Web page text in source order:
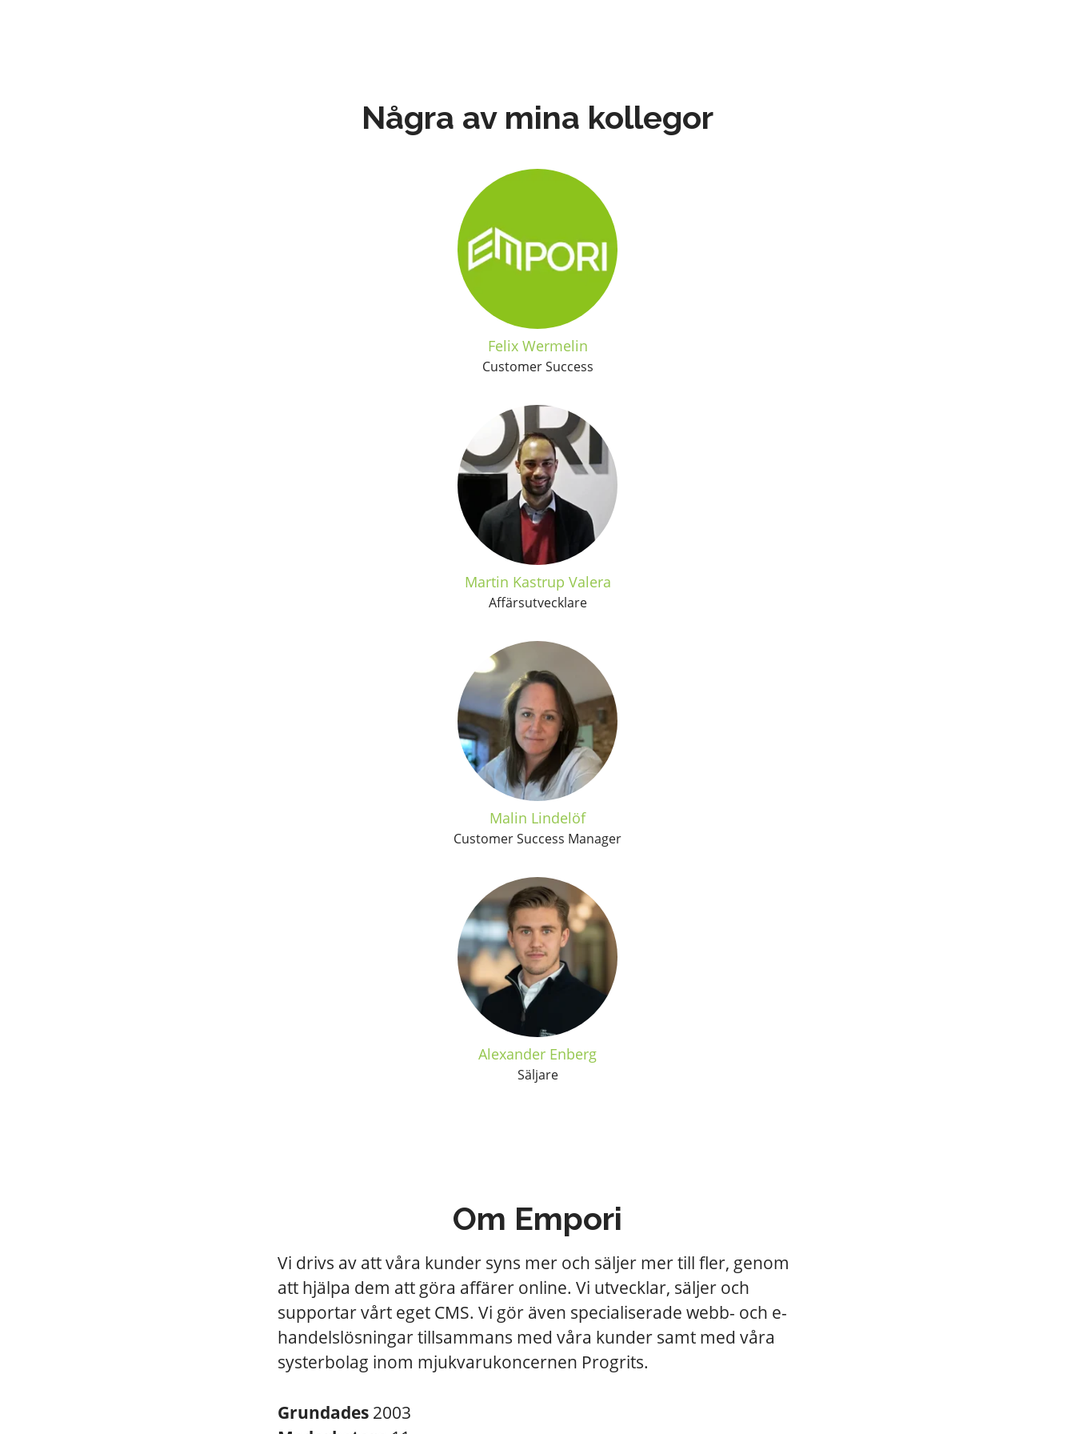
Några av mina kollegor
Felix Wermelin
Customer Success
Martin Kastrup Valera
Affärsutvecklare
Malin Lindelöf
Customer Success Manager
Alexander Enberg
Säljare
Om Empori
Vi drivs av att våra kunder syns mer och säljer mer till fler, genom
att hjälpa dem att göra affärer online. Vi utvecklar, säljer och
supportar vårt eget CMS. Vi gör även specialiserade webb- och e-
handelslösningar tillsammans med våra kunder samt med våra
systerbolag inom mjukvarukoncernen Progrits.
Grundades 2003